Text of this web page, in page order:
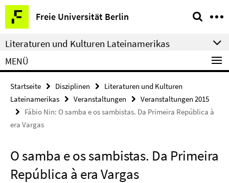
Springe
direkt
zu
Inhalt
Freie Universität Berlin
Service-
Navigation
Literaturen und Kulturen Lateinamerikas
MENÜ
Startseite Disziplinen
Literaturen und Kulturen
Lateinamerikas
Veranstaltungen
Veranstaltungen 2015
Fábio Nin: O samba e os sambistas. Da Primeira República à
era Vargas
O samba e os sambistas. Da Primeira
República à era Vargas